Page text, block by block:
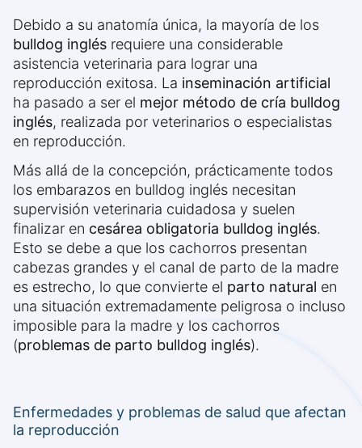
Debido a su anatomía única, la mayoría de los
bulldog inglés requiere una considerable
asistencia veterinaria para lograr una
reproducción exitosa. La inseminación artificial
ha pasado a ser el mejor método de cría bulldog
inglés, realizada por veterinarios o especialistas
en reproducción.
Más allá de la concepción, prácticamente todos
los embarazos en bulldog inglés necesitan
supervisión veterinaria cuidadosa y suelen
finalizar en cesárea obligatoria bulldog inglés.
Esto se debe a que los cachorros presentan
cabezas grandes y el canal de parto de la madre
es estrecho, lo que convierte el parto natural en
una situación extremadamente peligrosa o incluso
imposible para la madre y los cachorros
(problemas de parto bulldog inglés).
Enfermedades y problemas de salud que afectan
la reproducción